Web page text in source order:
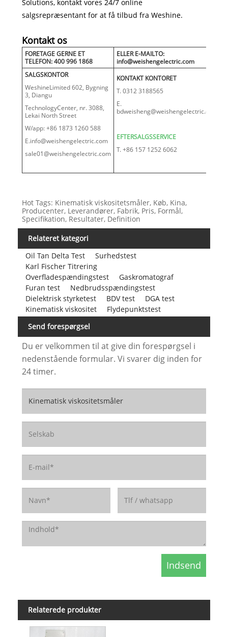
Solutions, kontakt vores 24/7 online
salgsrepræsentant for at få tilbud fra Weshine.
Kontakt os
FORETAGE GERNE ET
TELEFON: 400 996 1868
ELLER E-MAILTO:
info@weishengelectric.com
SALGSKONTOR
WeshineLimited 602, Bygning
3, Diangu
TechnologyCenter, nr. 3088,
Lekai North Street
W/app: +86 1873 1260 588
E.info@weishengelectric.com
sale01@weishengelectric.com
KONTAKT KONTORET
T. 0312 3188565
E.
bdweisheng@weishengelectric.com
EFTERSALGSSERVICE
T. +86 157 1252 6062
Hot Tags: Kinematisk viskositetsmåler, Køb, Kina,
Producenter, Leverandører, Fabrik, Pris, Formål,
Specifikation, Resultater, Definition
Relateret kategori
Oil Tan Delta Test
Surhedstest
Karl Fischer Titrering
Overfladespændingstest
Gaskromatograf
Furan test
Nedbrudsspændingstest
Dielektrisk styrketest
BDV test
DGA test
Kinematisk viskositet
Flydepunktstest
Send forespørgsel
Du er velkommen til at give din forespørgsel i
nedenstående formular. Vi svarer dig inden for
24 timer.
Relaterede produkter